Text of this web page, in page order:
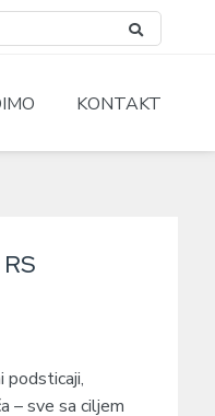
KONTAKT
podsticaji,
– sve sa ciljem